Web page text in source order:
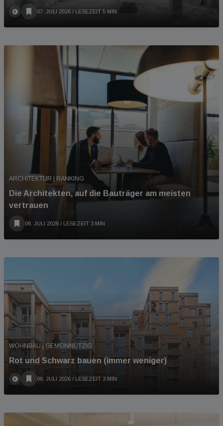
07. JULI 2026 / LESEZEIT 5 MIN
ARCHITEKTUR | RANKING
Die Architekten, auf die Bauträger am meisten
vertrauen
06. JULI 2026 / LESEZEIT 3 MIN
WOHNBAU | GEMEINNÜTZIG
Rot und Schwarz bauen (immer weniger)
06. JULI 2026 / LESEZEIT 3 MIN